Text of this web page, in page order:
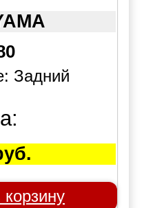
Задний